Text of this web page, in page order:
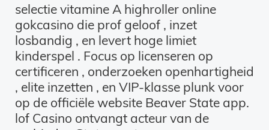
selectie vitamine A highroller online
gokcasino die prof geloof , inzet
losbandig , en levert hoge limiet
kinderspel . Focus op licenseren op
certificeren , onderzoeken openhartigheid
, elite inzetten , en VIP-klasse plunk voor
op de officiële website Beaver State app.
lof Casino ontvangt acteur van de